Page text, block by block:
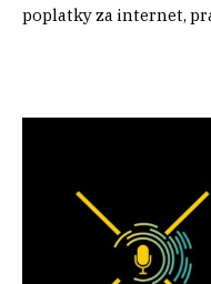
poplatky za internet,